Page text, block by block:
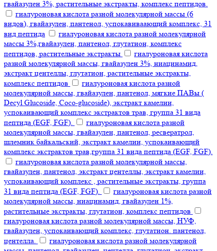
гвайазулен 3%, растительные экстракты, комплекс пептидов.
гиалуроновая кислота разной молекулярной массы (6
видов), гвайазулен, пантенол, успокавиваающий комплекс, 31
вид пептида
гиалуроновая кислота разной молекулярной
массы 3%,гвайазулен, пантенол, глутатион, комплекс
пептидов, растительные экстракты
гиалуроновая кислота
разной молекулярной массы, гвайазулен 3%, ниацинамид,
экстракт центеллы, глутатион, растительные экстракты,
комплекс пептидов
гиалуроновая кислота разной
молекулярной массы, гвайазулен, пантенол, мягкие ПАВы (
Decyl Glucoside, Coco-glucoside), экстракт камелии,
успокаивающий комплекс экстрактов трав, группа 31 вида
пептида (EGF, FGF).
гиалуроновая кислота разной
молекулярной массы, гвайазулен, пантенол, ресвератрол,
шлемник байкальский, экстракт камелии, успокаивающий
комплекс экстрактов трав,группа 31 вида пептида (EGF, FGF).
гиалуроновая кислота разной молекулярной массы,
гвайазулен, пантенол, экстракт центеллы, экстракт камелии,
успокаивающий комплекс , растительные экстракты, группа
31 вида пептида (EGF, FGF).
гиалуроновая кислота разной
молекулярной массы, ниацинамид, гвайазулен 1%,
растительные экстракты, глутатион, комплекс пептидов
гиалуроновая кислота разной молекулярной массы, НУФ,
гвайазулен, успокаивающий комплекс, глутатион. пантенол,
центелла.
гиалуроновая кислота разной молекулярной